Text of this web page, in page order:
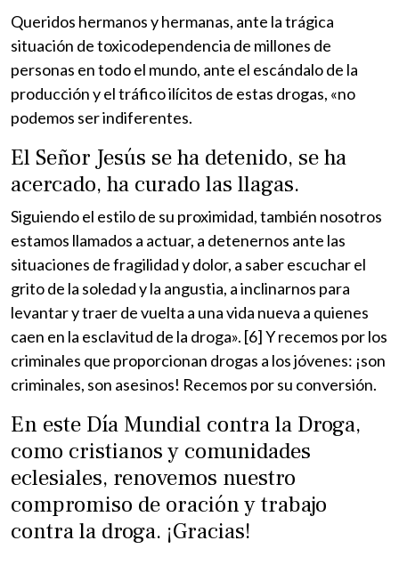
Queridos hermanos y hermanas, ante la trágica
situación de toxicodependencia de millones de
personas en todo el mundo, ante el escándalo de la
producción y el tráfico ilícitos de estas drogas, «no
podemos ser indiferentes.
El Señor Jesús se ha detenido, se ha
acercado, ha curado las llagas.
Siguiendo el estilo de su proximidad, también nosotros
estamos llamados a actuar, a detenernos ante las
situaciones de fragilidad y dolor, a saber escuchar el
grito de la soledad y la angustia, a inclinarnos para
levantar y traer de vuelta a una vida nueva a quienes
caen en la esclavitud de la droga». [6] Y recemos por los
criminales que proporcionan drogas a los jóvenes: ¡son
criminales, son asesinos! Recemos por su conversión.
En este Día Mundial contra la Droga,
como cristianos y comunidades
eclesiales, renovemos nuestro
compromiso de oración y trabajo
contra la droga. ¡Gracias!